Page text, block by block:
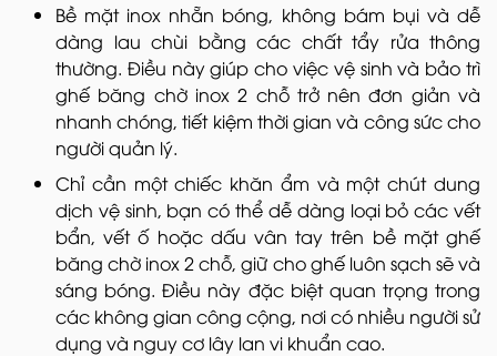
Bề mặt inox nhẵn bóng, không bám bụi và dễ
dàng lau chùi bằng các chất tẩy rửa thông
thường. Điều này giúp cho việc vệ sinh và bảo trì
ghế băng chờ inox 2 chỗ trở nên đơn giản và
nhanh chóng, tiết kiệm thời gian và công sức cho
người quản lý.
Chỉ cần một chiếc khăn ẩm và một chút dung
dịch vệ sinh, bạn có thể dễ dàng loại bỏ các vết
bẩn, vết ố hoặc dấu vân tay trên bề mặt ghế
băng chờ inox 2 chỗ, giữ cho ghế luôn sạch sẽ và
sáng bóng. Điều này đặc biệt quan trọng trong
các không gian công cộng, nơi có nhiều người sử
dụng và nguy cơ lây lan vi khuẩn cao.